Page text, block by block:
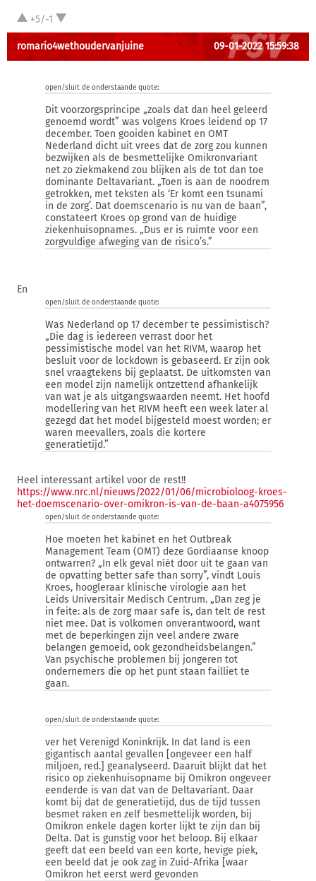
+5/-1
romario4wethoudervanjuine 09-01-2022 15:59:38
open/sluit de onderstaande quote:
Dit voorzorgsprincipe „zoals dat dan heel geleerd
genoemd wordt” was volgens Kroes leidend op 17
december. Toen gooiden kabinet en OMT
Nederland dicht uit vrees dat de zorg zou kunnen
bezwijken als de besmettelijke Omikronvariant
net zo ziekmakend zou blijken als de tot dan toe
dominante Deltavariant. „Toen is aan de noodrem
getrokken, met teksten als ‘Er komt een tsunami
in de zorg’. Dat doemscenario is nu van de baan”,
constateert Kroes op grond van de huidige
ziekenhuisopnames. „Dus er is ruimte voor een
zorgvuldige afweging van de risico’s.”
En
open/sluit de onderstaande quote:
Was Nederland op 17 december te pessimistisch?
„Die dag is iedereen verrast door het
pessimistische model van het RIVM, waarop het
besluit voor de lockdown is gebaseerd. Er zijn ook
snel vraagtekens bij geplaatst. De uitkomsten van
een model zijn namelijk ontzettend afhankelijk
van wat je als uitgangswaarden neemt. Het hoofd
modellering van het RIVM heeft een week later al
gezegd dat het model bijgesteld moest worden; er
waren meevallers, zoals die kortere
generatietijd.”
Heel interessant artikel voor de rest!!
https://www.nrc.nl/nieuws/2022/01/06/microbioloog-kroes-
het-doemscenario-over-omikron-is-van-de-baan-a4075956
open/sluit de onderstaande quote:
Hoe moeten het kabinet en het Outbreak
Management Team (OMT) deze Gordiaanse knoop
ontwarren? „In elk geval níét door uit te gaan van
de opvatting better safe than sorry”, vindt Louis
Kroes, hoogleraar klinische virologie aan het
Leids Universitair Medisch Centrum. „Dan zeg je
in feite: als de zorg maar safe is, dan telt de rest
niet mee. Dat is volkomen onverantwoord, want
met de beperkingen zijn veel andere zware
belangen gemoeid, ook gezondheidsbelangen.”
Van psychische problemen bij jongeren tot
ondernemers die op het punt staan failliet te
gaan.
open/sluit de onderstaande quote:
ver het Verenigd Koninkrijk. In dat land is een
gigantisch aantal gevallen [ongeveer een half
miljoen, red.] geanalyseerd. Daaruit blijkt dat het
risico op ziekenhuisopname bij Omikron ongeveer
eenderde is van dat van de Deltavariant. Daar
komt bij dat de generatietijd, dus de tijd tussen
besmet raken en zelf besmettelijk worden, bij
Omikron enkele dagen korter lijkt te zijn dan bij
Delta. Dat is gunstig voor het beloop. Bij elkaar
geeft dat een beeld van een korte, hevige piek,
een beeld dat je ook zag in Zuid-Afrika [waar
Omikron het eerst werd gevonden